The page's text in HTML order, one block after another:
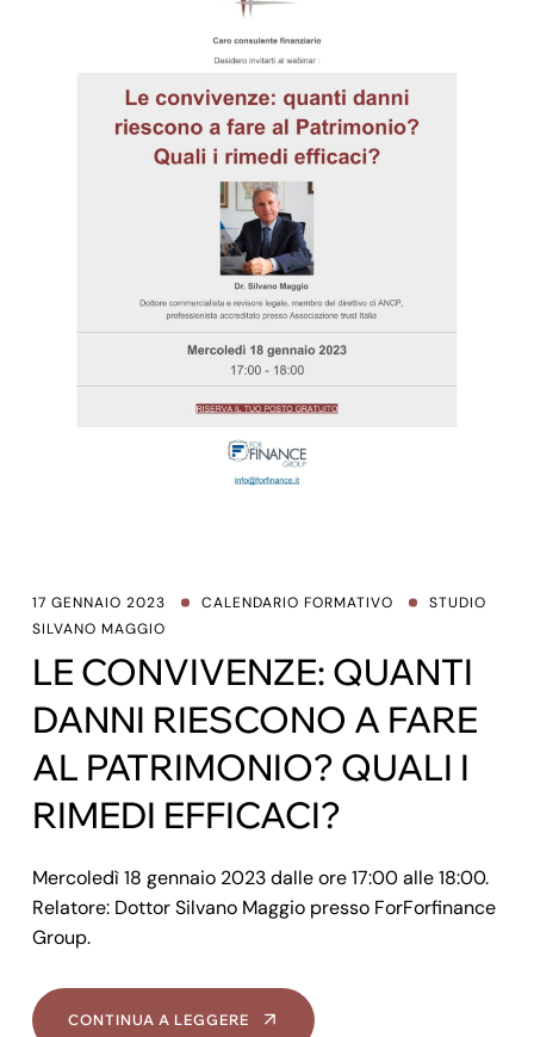
17 GENNAIO 2023 CALENDARIO FORMATIVO
STUDIO
SILVANO MAGGIO
LE CONVIVENZE: QUANTI
DANNI RIESCONO A FARE
AL PATRIMONIO? QUALI I
RIMEDI EFFICACI?
Mercoledì 18 gennaio 2023 dalle ore 17:00 alle 18:00.
Relatore: Dottor Silvano Maggio presso ForForfinance
Group.
CONTINUA A LEGGERE